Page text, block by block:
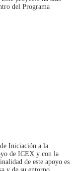
del Programa
Iniciación a la
de ICEX y con la
de este apoyo es